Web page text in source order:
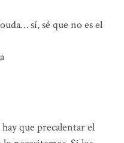
sí, sé que no es el
que precalentar el